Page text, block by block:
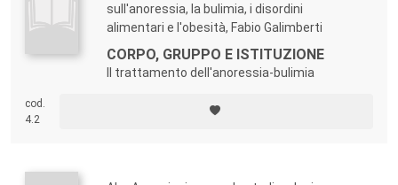
sull'anoressia, la bulimia, i disordini
alimentari e l'obesità, Fabio Galimberti
CORPO, GRUPPO E ISTITUZIONE
Il trattamento dell'anoressia-bulimia
cod.
4.2